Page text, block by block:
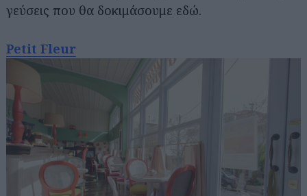
γεύσεις που θα δοκιμάσουμε εδώ.
Petit Fleur